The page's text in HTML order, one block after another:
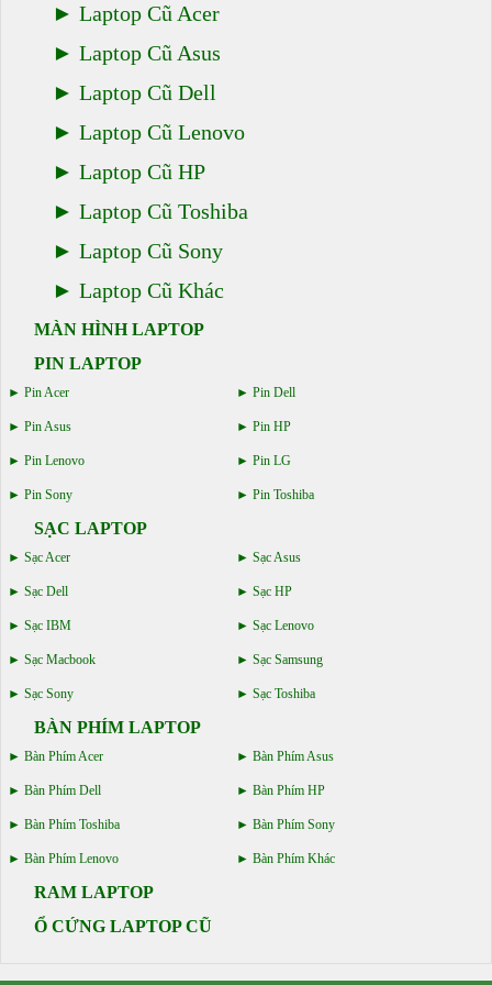
Laptop Cũ Acer
Laptop Cũ Asus
Laptop Cũ Dell
Laptop Cũ Lenovo
Laptop Cũ HP
Laptop Cũ Toshiba
Laptop Cũ Sony
Laptop Cũ Khác
MÀN HÌNH LAPTOP
PIN LAPTOP
Pin Acer Pin Dell
Pin Asus Pin HP
Pin Lenovo Pin LG
Pin Sony Pin Toshiba
SẠC LAPTOP
Sạc Acer Sạc Asus
Sạc Dell Sạc HP
Sạc IBM Sạc Lenovo
Sạc Macbook Sạc Samsung
Sạc Sony Sạc Toshiba
BÀN PHÍM LAPTOP
Bàn Phím Acer Bàn Phím Asus
Bàn Phím Dell Bàn Phím HP
Bàn Phím Toshiba Bàn Phím Sony
Bàn Phím Lenovo Bàn Phím Khác
RAM LAPTOP
Ổ CỨNG LAPTOP CŨ